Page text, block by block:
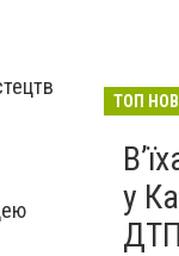
ТОП
у
ДТП